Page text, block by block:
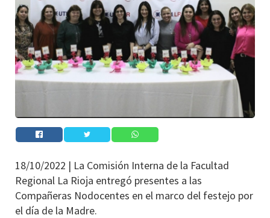
18/10/2022 | La Comisión Interna de la Facultad
Regional La Rioja entregó presentes a las
Compañeras Nodocentes en el marco del festejo por
el día de la Madre.